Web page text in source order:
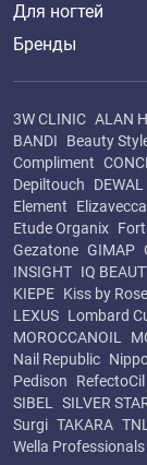
Для ногтей
Бренды
3W CLINIC ALAN
BANDI
Beauty
Compliment
Depiltouch
DEWAL
Element
Elizavecca
Etude Organix
Gezatone GIMAP
INSIGHT IQ
KIEPE Kiss by
LEXUS Lombard
MOROCCANOIL
Nail Republic
Pedison
RefectoCil
SIBEL
SILVER
Surgi TAKARA
Wella Professionals